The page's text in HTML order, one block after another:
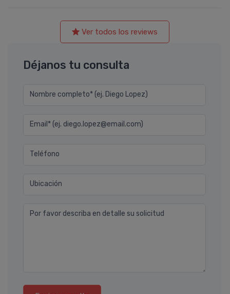
Ver todos los reviews
Déjanos tu consulta
Nombre completo* (ej. Diego Lopez)
Email* (ej. diego.lopez@email.com)
Teléfono
Ubicación
Por favor describa en detalle su solicitud